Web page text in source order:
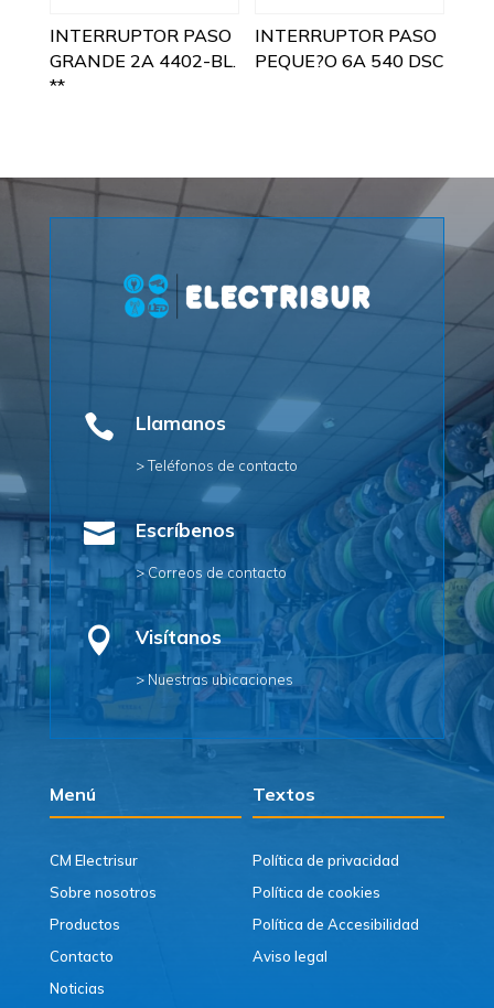
INTERRUPTOR PASO
GRANDE 2A 4402-BL.
**
INTERRUPTOR PASO
PEQUE?O 6A 540 DSC
 Llamanos
> Teléfonos de contacto
 Escríbenos
> Correos de contacto
 Visítanos
> Nuestras ubicaciones
Menú Textos
CM Electrisur
Sobre nosotros
Productos
Contacto
Noticias
Política de privacidad
Política de cookies
Política de Accesibilidad
Aviso legal